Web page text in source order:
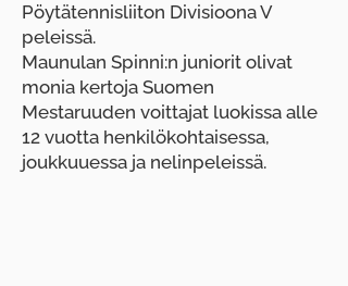
Pöytätennisliiton Divisioona V
peleissä.
Maunulan Spinni:n juniorit olivat
monia kertoja Suomen
Mestaruuden voittajat luokissa alle
12 vuotta henkilökohtaisessa,
joukkuuessa ja nelinpeleissä.